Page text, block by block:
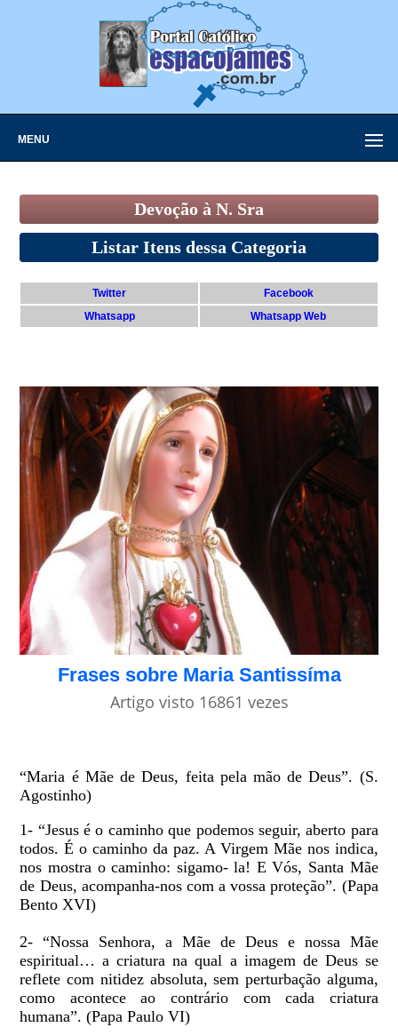
MENU
Devoção à N. Sra
Listar Itens dessa Categoria
Twitter
Facebook
Whatsapp
Whatsapp Web
Frases sobre Maria Santissíma
Artigo visto 16861 vezes
“Maria é Mãe de Deus, feita pela mão de Deus”. (S.
Agostinho)
1- “Jesus é o caminho que podemos seguir, aberto para
todos. É o caminho da paz. A Virgem Mãe nos indica,
nos mostra o caminho: sigamo- la! E Vós, Santa Mãe
de Deus, acompanha-nos com a vossa proteção”. (Papa
Bento XVI)
2- “Nossa Senhora, a Mãe de Deus e nossa Mãe
espiritual… a criatura na qual a imagem de Deus se
reflete com nitidez absoluta, sem perturbação alguma,
como acontece ao contrário com cada criatura
humana”. (Papa Paulo VI)